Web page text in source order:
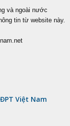
và ngoài nước
tin từ website này.
Việt Nam